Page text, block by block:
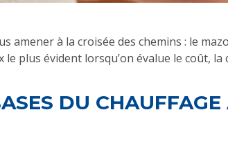
amener à la croisée des chemins : le
plus évident lorsqu’on évalue le coût,
DU